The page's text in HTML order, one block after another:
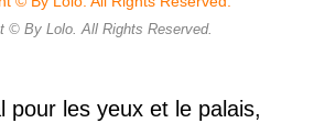
© By Lolo. All Rights Reserved.
pour les yeux et le palais,